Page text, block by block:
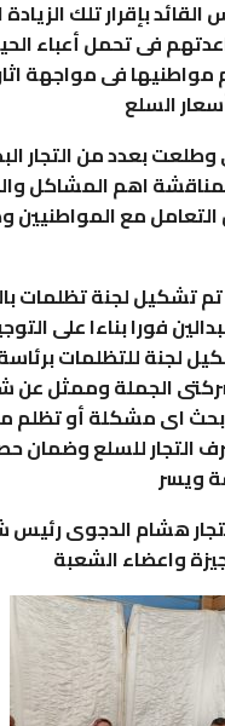
القائد بإقرار تلك
فى تحمل أعباء
فى مواجهة
السلع
بعدد من التجار
اهم المشاكل
مع
تشكيل لجنة تظلمات
فورا بناءا على
٢٠١٧ بتشكيل لجنة للتظلمات
الجملة وممثل عن
اى مشكلة أو تظلم
التجار للسلع وضمان
ويسر
هشام الدجوى رئيس
واعضاء الشعبة